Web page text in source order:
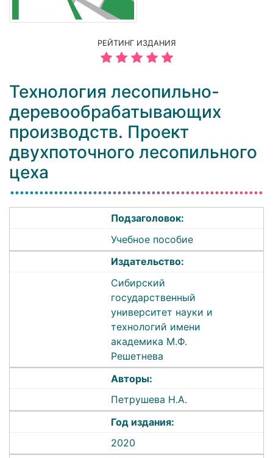
РЕЙТИНГ ИЗДАНИЯ
Технология лесопильно-
деревообрабатывающих
производств. Проект
двухпоточного лесопильного
цеха
Подзаголовок:
Учебное пособие
Издательство:
Сибирский
государственный
университет науки и
технологий имени
академика М.Ф.
Решетнева
Авторы:
Петрушева Н.А.
Год издания:
2020